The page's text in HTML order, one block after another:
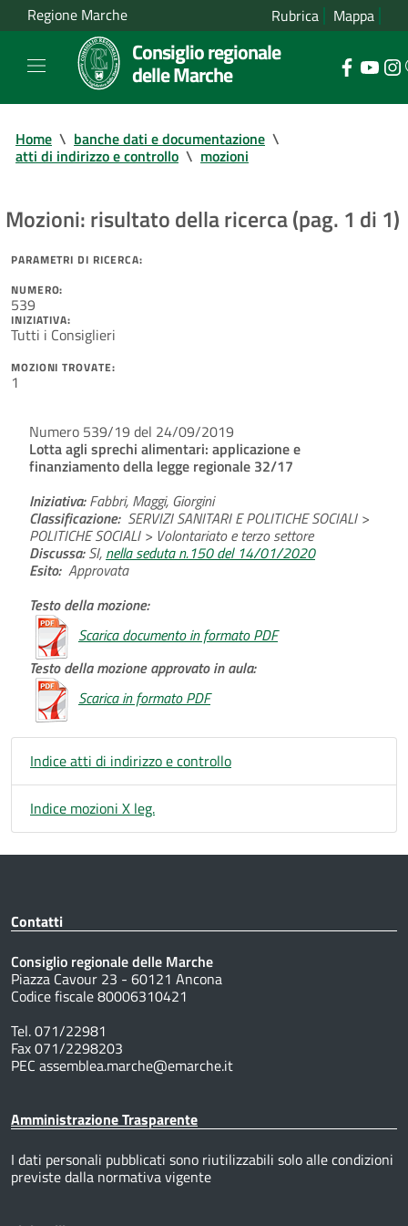
Regione Marche Rubrica Mappa
Consiglio regionale
delle Marche
Home \ banche dati e documentazione \
atti di indirizzo e controllo \ mozioni
Mozioni: risultato della ricerca (pag. 1 di 1)
PARAMETRI DI RICERCA:
NUMERO:
539
INIZIATIVA:
Tutti i Consiglieri
MOZIONI TROVATE:
1
Numero 539/19 del 24/09/2019
Lotta agli sprechi alimentari: applicazione e
finanziamento della legge regionale 32/17
Iniziativa:Fabbri, Maggi, Giorgini
Classificazione: SERVIZI SANITARI E POLITICHE SOCIALI >
POLITICHE SOCIALI > Volontariato e terzo settore
Discussa:SI, nella seduta n.150 del 14/01/2020
Esito: Approvata
Testo della mozione:
Scarica documento in formato PDF
Testo della mozione approvato in aula:
Scarica in formato PDF
Indice atti di indirizzo e controllo
Indice mozioni X leg.
Contatti
Consiglio regionale delle Marche
Piazza Cavour 23 - 60121 Ancona
Codice fiscale 80006310421
Tel. 071/22981
Fax 071/2298203
PEC assemblea.marche@emarche.it
Amministrazione Trasparente
I dati personali pubblicati sono riutilizzabili solo alle condizioni
previste dalla normativa vigente